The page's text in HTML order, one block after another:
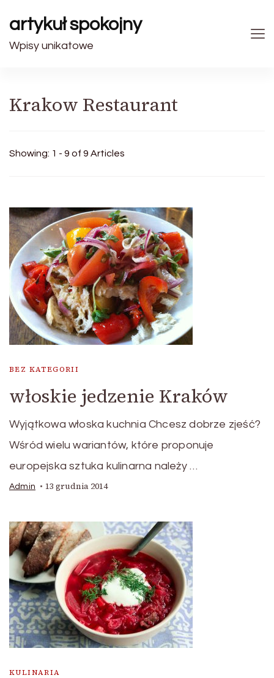
artykuł spokojny
Wpisy unikatowe
Krakow Restaurant
Showing: 1 - 9 of 9 Articles
BEZ KATEGORII
włoskie jedzenie Kraków
Wyjątkowa włoska kuchnia Chcesz dobrze zjeść?
Wśród wielu wariantów, które proponuje
europejska sztuka kulinarna należy …
Admin 13 grudnia 2014
KULINARIA